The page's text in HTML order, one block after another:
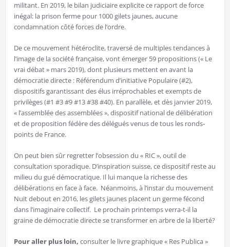
militant. En 2019, le bilan judiciaire explicite ce rapport de force
inégal: la prison ferme pour 1000 gilets jaunes, aucune
condamnation côté forces de l’ordre.
De ce mouvement hétéroclite, traversé de multiples tendances à
l’image de la société française, vont émerger 59 propositions (« Le
vrai débat » mars 2019), dont plusieurs mettent en avant la
démocratie directe : Référendum d’initiative Populaire (#2),
dispositifs garantissant des élus irréprochables et exempts de
privilèges (#1 #3 #9 #13 #38 #40). En parallèle, et dès janvier 2019,
« l’assemblée des assemblées », dispositif national de délibération
et de proposition fédère des délégués venus de tous les ronds-
points de France.
On peut bien sûr regretter l’obsession du « RIC », outil de
consultation sporadique. D’inspiration suisse, ce dispositif reste au
milieu du gué démocratique. Il lui manque la richesse des
délibérations en face à face. Néanmoins, à l’instar du mouvement
Nuit debout en 2016, les gilets jaunes placent un germe fécond
dans l’imaginaire collectif. Le prochain printemps verra-t-il la
graine de démocratie directe se transformer en arbre de la liberté?
Pour aller plus loin, consulter le livre graphique « Res Publica »